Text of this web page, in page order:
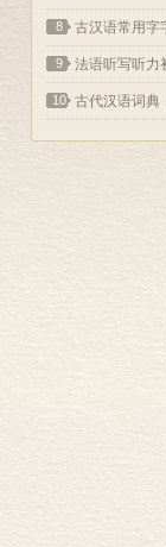
8 古汉语常用字
9 法语听写听力
10 古代汉语词典